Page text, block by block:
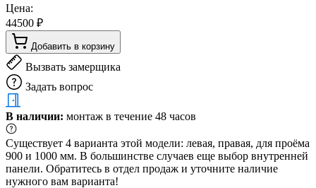
Цена:
44500 ₽
Добавить в корзину
Вызвать замерщика
Задать вопрос
В наличии: монтаж в течение 48 часов
Существует 4 варианта этой модели: левая, правая, для проёма
900 и 1000 мм. В большинстве случаев еще выбор внутренней
панели. Обратитесь в отдел продаж и уточните наличие
нужного вам варианта!